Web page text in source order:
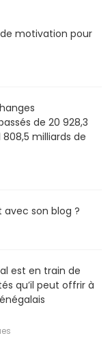
motivation pour
de 20 928,3
808,5 milliards de
son blog ?
est en train de
qu’il peut offrir à